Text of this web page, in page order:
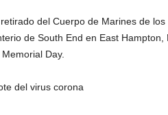
del Cuerpo de Marines de
de South End en East
Day.
del virus corona